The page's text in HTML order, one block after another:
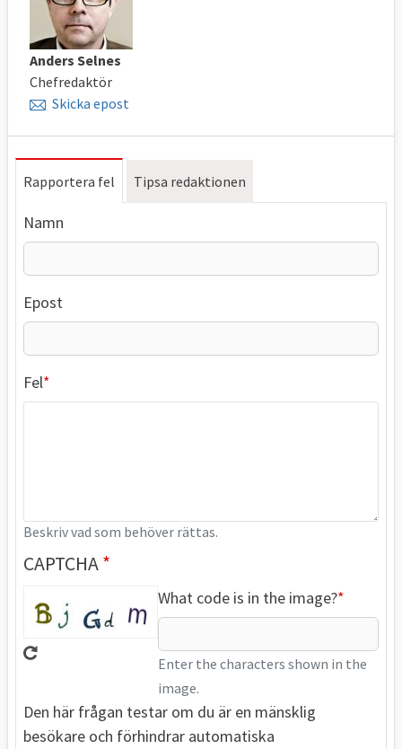
Anders Selnes
Chefredaktör
Skicka epost
Rapportera fel Tipsa redaktionen
Namn
Epost
Fel
Beskriv vad som behöver rättas.
CAPTCHA
What code is in the image?
Enter the characters shown in the
image.
Den här frågan testar om du är en mänsklig
besökare och förhindrar automatiska